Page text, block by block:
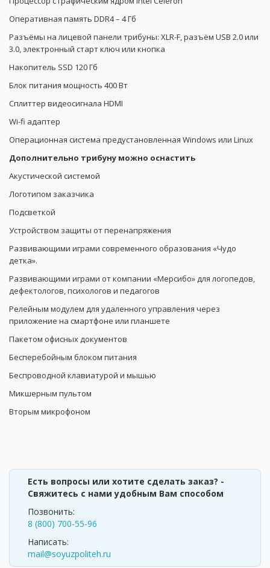
Оперативная память DDR4 – 4 Гб
Разъёмы на лицевой панели трибуны: XLR-F, разъём USB 2.0 или
3.0, электронный старт ключ или кнопка
Накопитель SSD 120 Гб
Блок питания мощность 400 Вт
Сплиттер видеосигнала HDMI
Wi-fi адаптер
Операционная система предустановленная Windows или Linux
Дополнительно трибуну можно оснастить
Акустической системой
Логотипом заказчика
Подсветкой
Устройством защиты от перенапряжения
Развивающими играми современного образования «Чудо
детка».
Развивающими играми от компании «Мерсибо» для логопедов,
дефектологов, психологов и педагогов
Релейным модулем для удаленного управления через
приложение на смартфоне или планшете
Пакетом офисных документов
Бесперебойным блоком питания
Беспроводной клавиатурой и мышью
Микшерным пультом
Вторым микрофоном
Есть вопросы или хотите сделать заказ? -
Свяжитесь с нами удобным Вам способом
Позвонить:
8 (800) 700-55-96
Написать:
mail@soyuzpoliteh.ru